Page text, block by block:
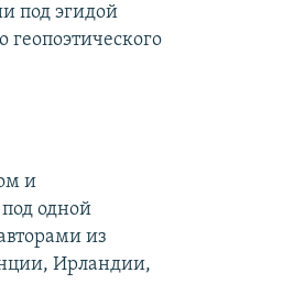
под эгидой
и
одной
из
Ирландии,